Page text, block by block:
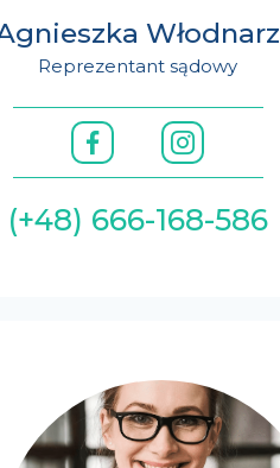
Włodnarz
Reprezentant sądowy
(+48) 666-168-586